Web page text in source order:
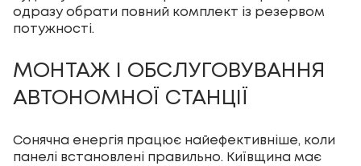
одразу обрати повний комплект із резервом
потужності.
МОНТАЖ І ОБСЛУГОВУВАННЯ
АВТОНОМНОЇ СТАНЦІЇ
Сонячна енергія працює найефективніше, коли
панелі встановлені правильно. Київщина має